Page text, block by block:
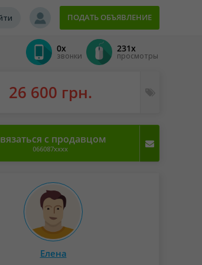
ПОДАТЬ ОБЪЯВЛЕНИЕ
0x
звонки
231x
просмотры
26 600 грн.
с продавцом
066087xxxx
Елена